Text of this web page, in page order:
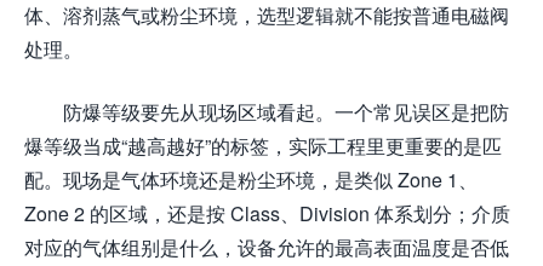
体、溶剂蒸气或粉尘环境，选型逻辑就不能按普通电磁阀
处理。
防爆等级要先从现场区域看起。一个常见误区是把防
爆等级当成“越高越好”的标签，实际工程里更重要的是匹
配。现场是气体环境还是粉尘环境，是类似 Zone 1、
Zone 2 的区域，还是按 Class、Division 体系划分；介质
对应的气体组别是什么，设备允许的最高表面温度是否低